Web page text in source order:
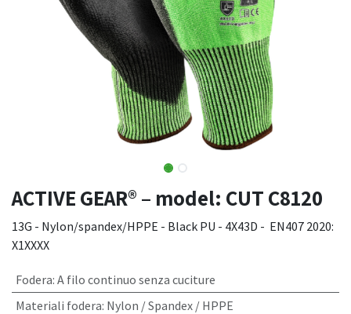
ACTIVE GEAR® – model: CUT C8120
13G - Nylon/spandex/HPPE - Black PU - 4X43D - EN407 2020:
X1XXXX
Fodera: A filo continuo senza cuciture
Materiali fodera: Nylon / Spandex / HPPE